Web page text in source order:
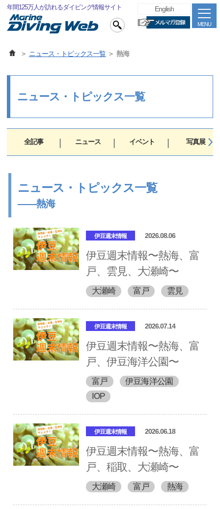
年間125万人が訪れるダイビング情報サイト
MENU
English
ニュース・トピックス一覧 熱海
ニュース・トピックス一覧
全記事 ニュース イベント 写真展
ニュース・トピックス一覧
――熱海
伊豆週末情報 2026.08.06
伊豆週末情報〜熱海、富
戸、雲見、大瀬崎〜
大瀬崎 富戸 雲見
伊豆週末情報 2026.07.14
伊豆週末情報〜熱海、富
戸、伊豆海洋公園〜
富戸
伊豆海洋公園
IOP
伊豆週末情報 2026.06.18
伊豆週末情報〜熱海、富
戸、稲取、大瀬崎〜
大瀬崎 富戸 熱海